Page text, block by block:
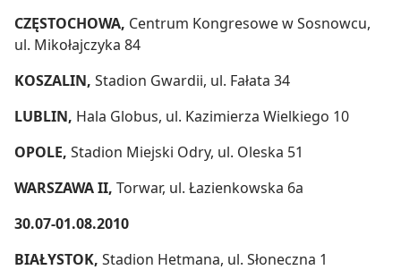
CZĘSTOCHOWA, Centrum Kongresowe w Sosnowcu,
ul. Mikołajczyka 84
KOSZALIN, Stadion Gwardii, ul. Fałata 34
LUBLIN, Hala Globus, ul. Kazimierza Wielkiego 10
OPOLE, Stadion Miejski Odry, ul. Oleska 51
WARSZAWA II, Torwar, ul. Łazienkowska 6a
30.07-01.08.2010
BIAŁYSTOK, Stadion Hetmana, ul. Słoneczna 1